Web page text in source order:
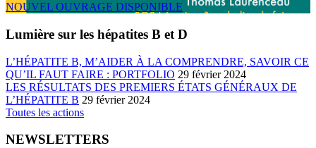
NOUVEL OUVRAGE DISPONIBLE
Lumière sur les hépatites B et D
L’HÉPATITE B, M’AIDER À LA COMPRENDRE, SAVOIR CE
QU’IL FAUT FAIRE : PORTFOLIO 29 février 2024
LES RÉSULTATS DES PREMIERS ÉTATS GÉNÉRAUX DE
L’HÉPATITE B 29 février 2024
Toutes les actions
NEWSLETTERS